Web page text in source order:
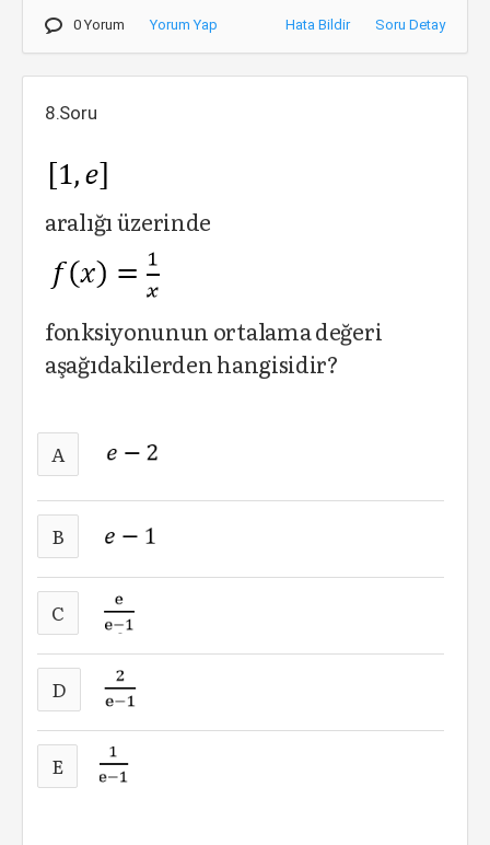
0 Yorum Yorum Yap Hata Bildir Soru Detay
8.Soru
aralığı üzerinde
fonksiyonunun ortalama değeri
aşağıdakilerden hangisidir?
A
B
C
D
E